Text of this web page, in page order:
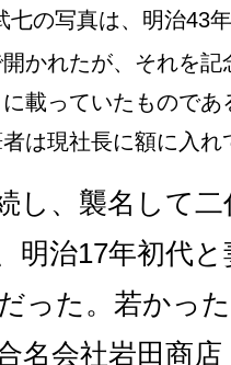
七の写真は、明治43
かれたが、それを
載っていたもので
は現社長に額に入れ
し、襲名して二
明治17年初代
った。若かっ
名会社岩田商